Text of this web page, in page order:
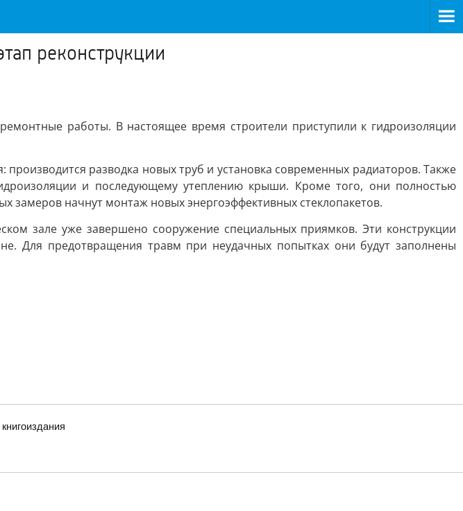
реконструкции
работы. В настоящее время строители приступили к гидроизоляции
разводка новых труб и установка современных радиаторов. Также
и последующему утеплению крыши. Кроме того, они полностью
начнут монтаж новых энергоэффективных стеклопакетов.
зале уже завершено сооружение специальных приямков. Эти конструкции
Для предотвращения травм при неудачных попытках они будут заполнены